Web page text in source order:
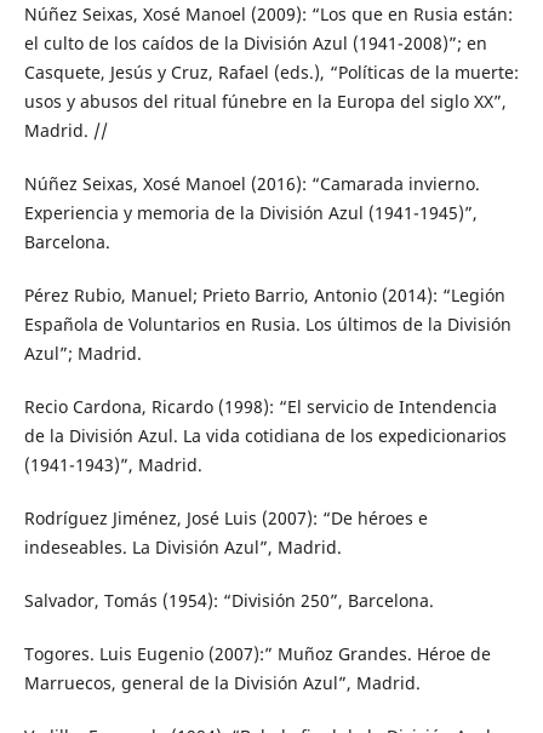
Núñez Seixas, Xosé Manoel (2009): “Los que en Rusia están:
el culto de los caídos de la División Azul (1941-2008)”; en
Casquete, Jesús y Cruz, Rafael (eds.), “Políticas de la muerte:
usos y abusos del ritual fúnebre en la Europa del siglo XX”,
Madrid. //
Núñez Seixas, Xosé Manoel (2016): “Camarada invierno.
Experiencia y memoria de la División Azul (1941-1945)”,
Barcelona.
Pérez Rubio, Manuel; Prieto Barrio, Antonio (2014): “Legión
Española de Voluntarios en Rusia. Los últimos de la División
Azul”; Madrid.
Recio Cardona, Ricardo (1998): “El servicio de Intendencia
de la División Azul. La vida cotidiana de los expedicionarios
(1941-1943)”, Madrid.
Rodríguez Jiménez, José Luis (2007): “De héroes e
indeseables. La División Azul”, Madrid.
Salvador, Tomás (1954): “División 250”, Barcelona.
Togores. Luis Eugenio (2007):” Muñoz Grandes. Héroe de
Marruecos, general de la División Azul”, Madrid.